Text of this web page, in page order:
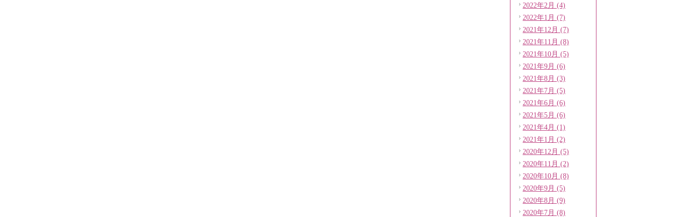
2022年2月 (4)
2022年1月 (7)
2021年12月 (7)
2021年11月 (8)
2021年10月 (5)
2021年9月 (6)
2021年8月 (3)
2021年7月 (5)
2021年6月 (6)
2021年5月 (6)
2021年4月 (1)
2021年1月 (2)
2020年12月 (5)
2020年11月 (2)
2020年10月 (8)
2020年9月 (5)
2020年8月 (9)
2020年7月 (8)